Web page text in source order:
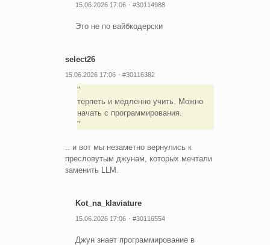
15.06.2026 17:06 #30114988
Это не по вайбкодерски
select26
15.06.2026 17:06 #30116382
терпеть и медленно учить. Можно
начать с программирования.
.. и вот мы незаметно вернулись к
пресловутым джунам, которых мечтали
заменить LLM.
Kot_na_klaviature
15.06.2026 17:06 #30116554
Джун знает программирование в